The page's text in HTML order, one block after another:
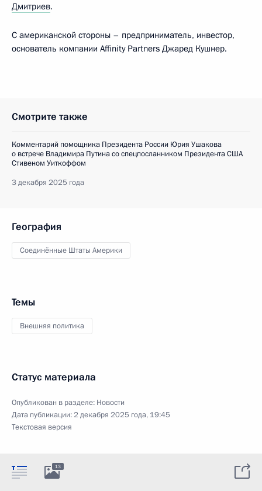
Дмитриев.
С американской стороны – предприниматель, инвестор,
основатель компании Affinity Partners Джаред Кушнер.
Смотрите также
Комментарий помощника Президента России Юрия Ушакова
о встрече Владимира Путина со спецпосланником Президента США
Стивеном Уиткоффом
3 декабря 2025 года
География
Соединённые Штаты Америки
Темы
Внешняя политика
Статус материала
Опубликован в разделе: Новости
Дата публикации:2 декабря 2025 года, 19:45
Текстовая версия
13